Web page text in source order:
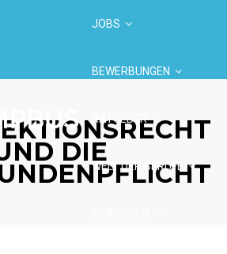
JOBS
BEWERBUNGEN
RATGEBER
WELT DER BERUFE
DIE